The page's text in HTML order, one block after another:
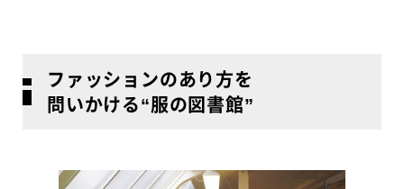
ファッションのあり方を
問いかける“服の図書館”